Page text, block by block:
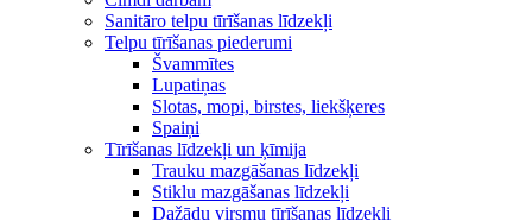
Sanitāro telpu tīrīšanas līdzekļi
Telpu tīrīšanas piederumi
Švammītes
Lupatiņas
Slotas, mopi, birstes, liekšķeres
Spaiņi
Tīrīšanas līdzekļi un ķīmija
Trauku mazgāšanas līdzekļi
Stiklu mazgāšanas līdzekļi
Dažādu virsmu tīrīšanas līdzekļi